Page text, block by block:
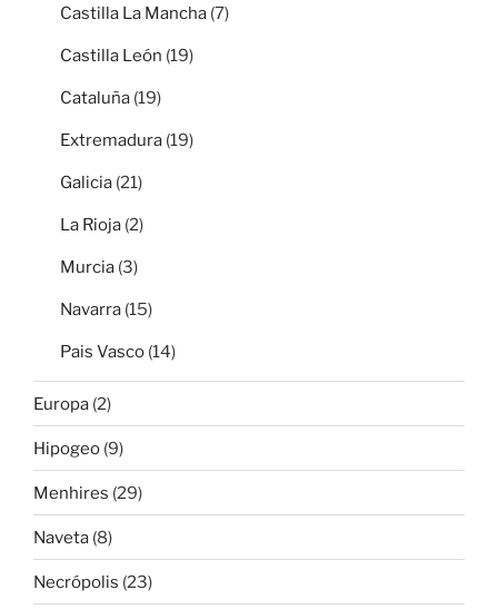
Castilla La Mancha (7)
Castilla León (19)
Cataluña (19)
Extremadura (19)
Galicia (21)
La Rioja (2)
Murcia (3)
Navarra (15)
Pais Vasco (14)
Europa (2)
Hipogeo (9)
Menhires (29)
Naveta (8)
Necrópolis (23)